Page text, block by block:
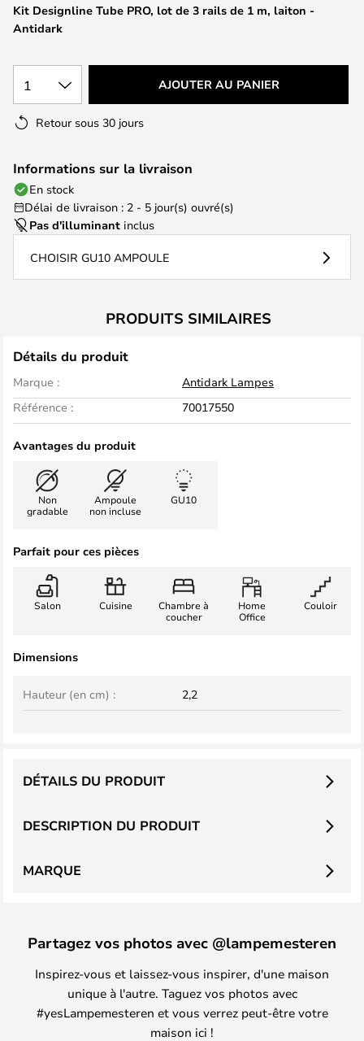
gallery
Kit Designline Tube PRO, lot de 3 rails de 1 m, laiton -
Antidark
1 AJOUTER AU PANIER
Retour sous 30 jours
Informations sur la livraison
En stock
Délai de livraison : 2 - 5 jour(s) ouvré(s)
Pas d'illuminant inclus
CHOISIR GU10 AMPOULE
PRODUITS SIMILAIRES
Détails du produit
Marque :
Antidark Lampes
Référence :
70017550
Avantages du produit
Non
gradable
Ampoule
non incluse
GU10
Parfait pour ces pièces
Salon Cuisine
Chambre à
coucher
Home
Office
Couloir
Dimensions
Hauteur (en cm) : 2,2
DESCRIPTION DU PRODUIT
DÉTAILS DU PRODUIT
MARQUE
Partagez vos photos avec @lampemesteren
Inspirez-vous et laissez-vous inspirer, d'une maison
unique à l'autre. Taguez vos photos avec
#yesLampemesteren et vous verrez peut-être votre
maison ici !